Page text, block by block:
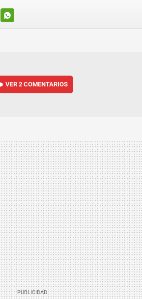
WHATSAPP
VER2 COMENTARIOS